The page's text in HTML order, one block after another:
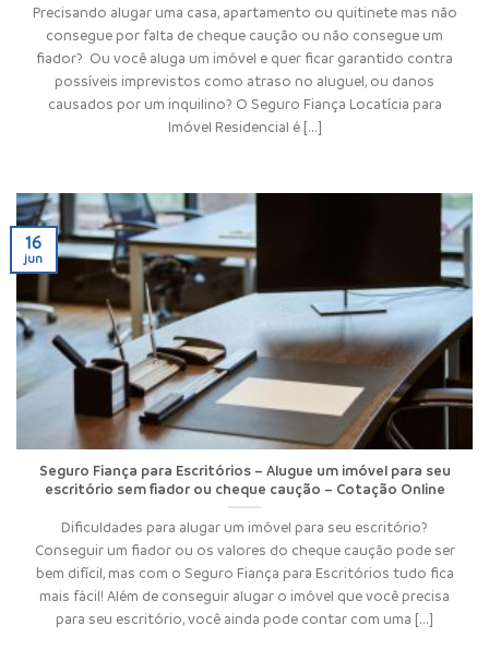
Precisando alugar uma casa, apartamento ou quitinete mas não
consegue por falta de cheque caução ou não consegue um
fiador? Ou você aluga um imóvel e quer ficar garantido contra
possíveis imprevistos como atraso no aluguel, ou danos
causados por um inquilino? O Seguro Fiança Locatícia para
Imóvel Residencial é [...]
Seguro Fiança para Escritórios – Alugue um imóvel para seu
escritório sem fiador ou cheque caução – Cotação Online
Dificuldades para alugar um imóvel para seu escritório?
Conseguir um fiador ou os valores do cheque caução pode ser
bem difícil, mas com o Seguro Fiança para Escritórios tudo fica
mais fácil! Além de conseguir alugar o imóvel que você precisa
para seu escritório, você ainda pode contar com uma [...]
16
jun